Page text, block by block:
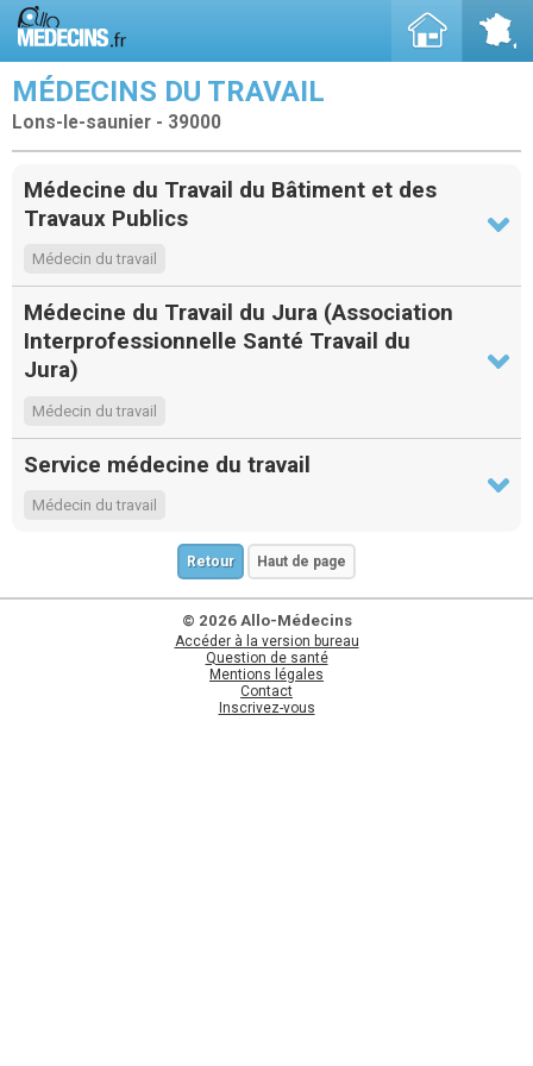
MÉDECINS DU TRAVAIL
Lons-le-saunier - 39000
Médecine du Travail du Bâtiment et des
Travaux Publics
Médecin du travail
Médecine du Travail du Jura (Association
Interprofessionnelle Santé Travail du
Jura)
Médecin du travail
Service médecine du travail
Médecin du travail
Retour Haut de page
© 2026 Allo-Médecins
Accéder à la version bureau
Question de santé
Mentions légales
Contact
Inscrivez-vous